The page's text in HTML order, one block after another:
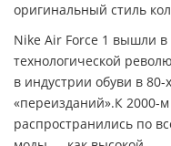
оригинальный стиль
Nike Air Force 1 вышли в
технологической
в индустрии обуви в
«переизданий».К 2000-
распространились по